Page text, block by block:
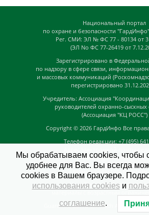
Национальный портал
по охране и безопасности
Рег. СМИ: ЭЛ № ФС 77 - 80134 от
(ЭЛ No ФС 77-26419 от
Зарегистрировано в
по надзору в сфере связи,
и массовых коммуникаций
перегистрировано
Учредитель: Ассоциация
руководителей охранно-сыскных
(Ассоциация "КЦ РОСС")
Copyright © 2026 ГардИнфо Все
Телефон редакции: +7 (495)
news@guardinfo.online
Главный редактор: Кузьмин
На сайте могут быть
GuardInfo based on Catch Adaptive by
Мы обрабатываем cookies, чтобы
удобнее для Вас. Вы всегда
cookies в Вашем браузере.
использования cookiesи
соглашение.